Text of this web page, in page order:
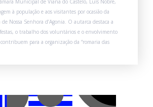
Municipal de Viana do Castelo, Luís Nobre,
à população e aos visitantes por ocasião da
Nossa Senhora d’Agonia. O autarca destaca a
o trabalho dos voluntários e o envolvimento
para a organização da “romaria das